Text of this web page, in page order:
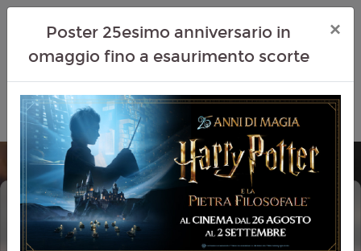
BREVE STORIA D'AMORE
Poster 25esimo anniversario in
omaggio fino a esaurimento scorte
×